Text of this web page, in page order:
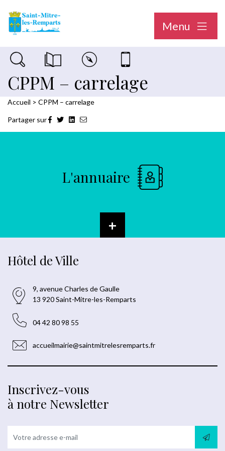
Menu
Recherche sur le siteMagazine municipal "Le Saint-Mitréen"
Carte interactiveNous contacter
CPPM – carrelage
Accueil > CPPM – carrelage
Partager sur
L'annuaire
+
Hôtel de Ville
9, avenue Charles de Gaulle
13 920 Saint-Mitre-les-Remparts
04 42 80 98 55
accueilmairie@saintmitrelesremparts.fr
Inscrivez-vous
à notre Newsletter